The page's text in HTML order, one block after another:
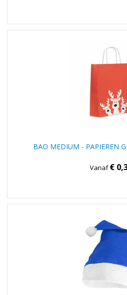
BAO MEDIUM - PAPIEREN
Vanaf€